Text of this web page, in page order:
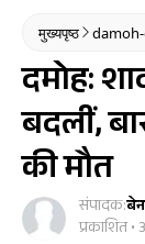
मुख्यपृष्ठ
दमोह:
बदलीं,
की मौत
संपादक:
प्रकाशित